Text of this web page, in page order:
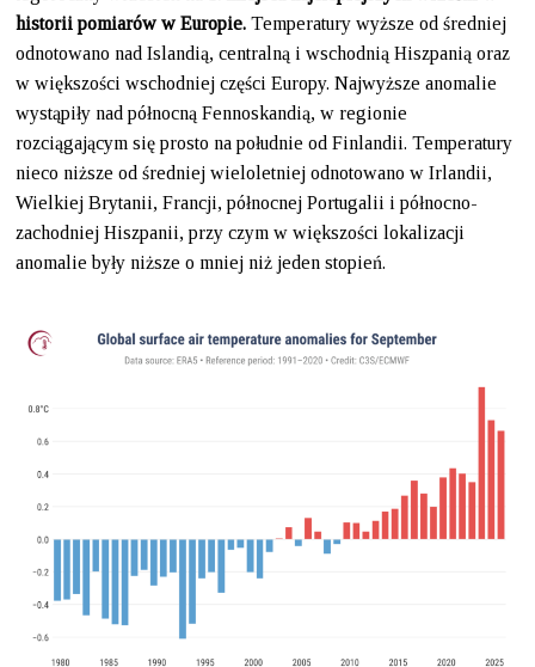
historii pomiarów w Europie.Temperatury wyższe od średniej
odnotowano nad Islandią, centralną i wschodnią Hiszpanią oraz
w większości wschodniej części Europy. Najwyższe anomalie
wystąpiły nad północną Fennoskandią, w regionie
rozciągającym się prosto na południe od Finlandii. Temperatury
nieco niższe od średniej wieloletniej odnotowano w Irlandii,
Wielkiej Brytanii, Francji, północnej Portugalii i północno-
zachodniej Hiszpanii, przy czym w większości lokalizacji
anomalie były niższe o mniej niż jeden stopień.